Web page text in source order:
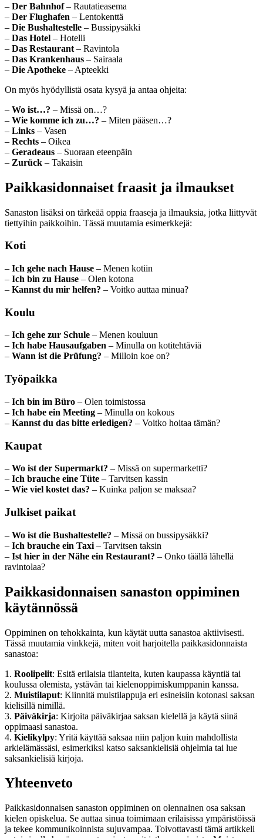
– Der Bahnhof– Rautatieasema
– Der Flughafen – Lentokenttä
– Die Bushaltestelle – Bussipysäkki
– Das Hotel – Hotelli
– Das Restaurant – Ravintola
– Das Krankenhaus – Sairaala
– Die Apotheke – Apteekki
On myös hyödyllistä osata kysyä ja antaa ohjeita:
– Wo ist…? – Missä on…?
– Wie komme ich zu…? – Miten pääsen…?
– Links – Vasen
– Rechts – Oikea
– Geradeaus – Suoraan eteenpäin
– Zurück – Takaisin
Paikkasidonnaiset fraasit ja ilmaukset
Sanaston lisäksi on tärkeää oppia fraaseja ja ilmauksia, jotka liittyvät
tiettyihin paikkoihin. Tässä muutamia esimerkkejä:
Koti
– Ich gehe nach Hause – Menen kotiin
– Ich bin zu Hause – Olen kotona
– Kannst du mir helfen? – Voitko auttaa minua?
Koulu
– Ich gehe zur Schule – Menen kouluun
– Ich habe Hausaufgaben – Minulla on kotitehtäviä
– Wann ist die Prüfung? – Milloin koe on?
Työpaikka
– Ich bin im Büro – Olen toimistossa
– Ich habe ein Meeting – Minulla on kokous
– Kannst du das bitte erledigen? – Voitko hoitaa tämän?
Kaupat
– Wo ist der Supermarkt? – Missä on supermarketti?
– Ich brauche eine Tüte – Tarvitsen kassin
– Wie viel kostet das? – Kuinka paljon se maksaa?
Julkiset paikat
– Wo ist die Bushaltestelle? – Missä on bussipysäkki?
– Ich brauche ein Taxi – Tarvitsen taksin
– Ist hier in der Nähe ein Restaurant? – Onko täällä lähellä
ravintolaa?
Paikkasidonnaisen sanaston oppiminen
käytännössä
Oppiminen on tehokkainta, kun käytät uutta sanastoa aktiivisesti.
Tässä muutamia vinkkejä, miten voit harjoitella paikkasidonnaista
sanastoa:
1. Roolipelit: Esitä erilaisia tilanteita, kuten kaupassa käyntiä tai
koulussa olemista, ystävän tai kielenoppimiskumppanin kanssa.
2. Muistilaput: Kiinnitä muistilappuja eri esineisiin kotonasi saksan
kielisillä nimillä.
3. Päiväkirja: Kirjoita päiväkirjaa saksan kielellä ja käytä siinä
oppimaasi sanastoa.
4. Kielikylpy: Yritä käyttää saksaa niin paljon kuin mahdollista
arkielämässäsi, esimerkiksi katso saksankielisiä ohjelmia tai lue
saksankielisiä kirjoja.
Yhteenveto
Paikkasidonnaisen sanaston oppiminen on olennainen osa saksan
kielen opiskelua. Se auttaa sinua toimimaan erilaisissa ympäristöissä
ja tekee kommunikoinnista sujuvampaa. Toivottavasti tämä artikkeli